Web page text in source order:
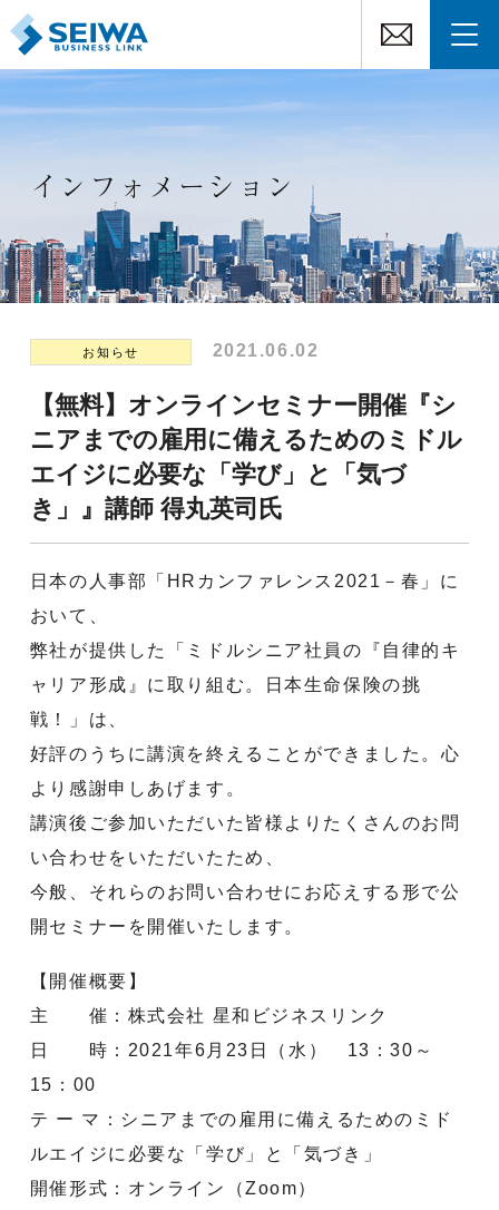
インフォメーション
お知らせ 2021.06.02
【無料】オンラインセミナー開催『シ
ニアまでの雇用に備えるためのミドル
エイジに必要な「学び」と「気づ
き」』講師 得丸英司氏
日本の人事部「HRカンファレンス2021－春」に
おいて、
弊社が提供した「ミドルシニア社員の『自律的キ
ャリア形成』に取り組む。日本生命保険の挑
戦！」は、
好評のうちに講演を終えることができました。心
より感謝申しあげます。
講演後ご参加いただいた皆様よりたくさんのお問
い合わせをいただいたため、
今般、それらのお問い合わせにお応えする形で公
開セミナーを開催いたします。
【開催概要】
主 催：株式会社 星和ビジネスリンク
日 時：2021年6月23日（水） 13：30～
15：00
テ ー マ：シニアまでの雇用に備えるためのミド
ルエイジに必要な「学び」と「気づき」
開催形式：オンライン（Zoom）